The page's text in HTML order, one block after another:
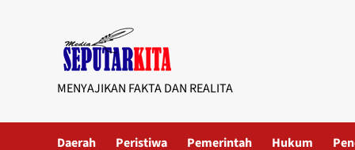
MENYAJIKAN FAKTA DAN REALITA
Daerah Peristiwa Pemerintah Hukum